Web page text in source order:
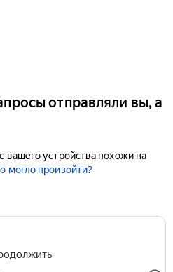
отправляли вы, а
вашего устройства похожи на
могло произойти?